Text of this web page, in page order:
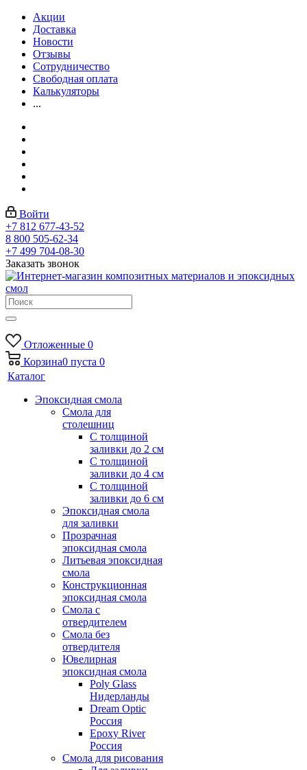
Акции
Доставка
Новости
Отзывы
Сотрудничество
Свободная оплата
Калькуляторы
...
Войти
+7 812 677-43-52
8 800 505-62-34
+7 499 704-08-30
Заказать звонок
Отложенные 0
Корзина0 пуста 0
Каталог
Эпоксидная смола
Смола для
столешниц
С толщиной
заливки до 2 см
С толщиной
заливки до 4 см
С толщиной
заливки до 6 см
Эпоксидная смола
для заливки
Прозрачная
эпоксидная смола
Литьевая эпоксидная
смола
Конструкционная
эпоксидная смола
Смола с
отвердителем
Смола без
отвердителя
Ювелирная
эпоксидная смола
Poly Glass
Нидерланды
Dream Optic
Россия
Epoxy River
Россия
Смола для рисования